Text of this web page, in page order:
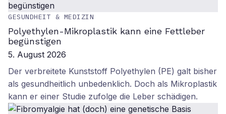
GESUNDHEIT & MEDIZIN
Polyethylen-Mikroplastik kann eine Fettleber
begünstigen
5. August 2026
Der verbreitete Kunststoff Polyethylen (PE) galt bisher
als gesundheitlich unbedenklich. Doch als Mikroplastik
kann er einer Studie zufolge die Leber schädigen.